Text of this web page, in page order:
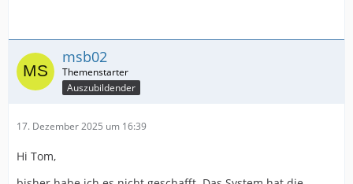
msb02
Auszubildender
17. Dezember 2025 um 16:39
Hi Tom,